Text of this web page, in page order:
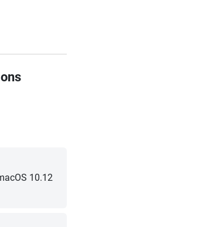
10.12